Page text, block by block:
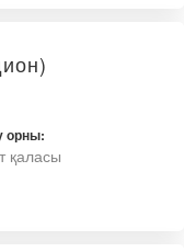
орны:
қаласы